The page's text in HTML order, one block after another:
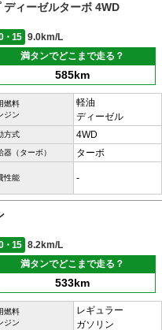
ィーゼルターボ 4WD
・15
9.0km/L
満タンでどこまで走る？
585km
燃料
ジン
軽油
ディーゼル
方式 4WD
器（ターボ） ターボ
性能 -
・15
8.2km/L
満タンでどこまで走る？
533km
燃料
ジン
レギュラー
ガソリン